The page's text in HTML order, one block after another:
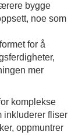
bygge
noe som
for å
mer
komplekse
inkluderer fliser
oppmuntrer